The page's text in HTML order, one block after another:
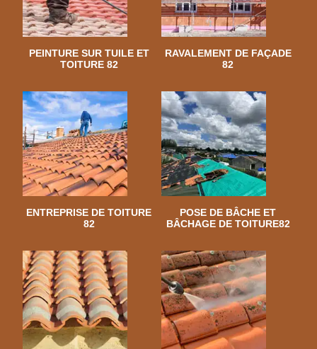
PEINTURE SUR TUILE ET
TOITURE 82
RAVALEMENT DE FAÇADE
82
ENTREPRISE DE TOITURE
82
POSE DE BÂCHE ET
BÂCHAGE DE TOITURE82